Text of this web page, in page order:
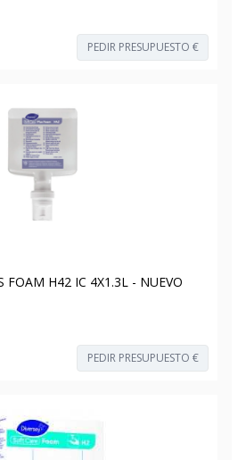
PEDIR PRESUPUESTO €
FOAM H42 IC 4X1.3L - NUEVO
PEDIR PRESUPUESTO €